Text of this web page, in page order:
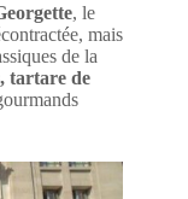
, le
mais
de la
tartare de